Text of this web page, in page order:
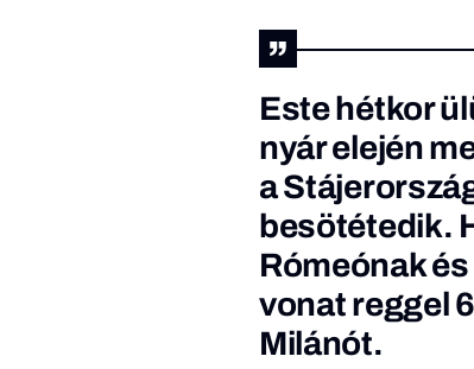
Este hétkor
nyár elején
a
besötétedik.
Rómeónak
vonat reggel
Milánót.